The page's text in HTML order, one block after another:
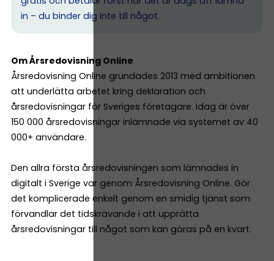
in – du binder dig inte till något.
Om Årsredovisning Online
Årsredovisning Online grundades 2013 med ambitionen
att underlätta arbetet kring deklaration och
årsredovisningar för Sveriges företagare. Idag är över
150 000 årsredovisningar inlämnade via systemet av 40
000+ användare.
Den allra första årsredovisningen som lämnades in
digitalt i Sverige var genom Årsredovisning Online. Gör
det komplicerade enkelt genom en smidig tjänst som
förvandlar det tidskrävande i att upprätta
årsredovisningar till något som kan göras på en kvart.